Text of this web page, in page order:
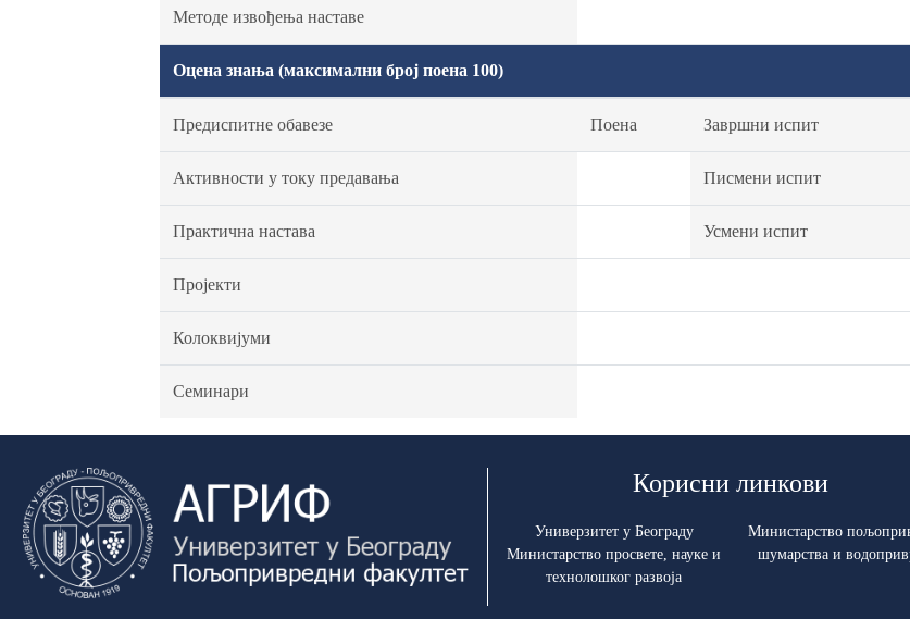
Методе извођења наставе
Оцена знања (максимални број поена 100)
Предиспитне обавезе Поена Завршни испит
Активности у току предавања Писмени испит
Практична настава Усмени испит
Пројекти
Колоквијуми
Семинари
Корисни линкови
Универзитет у Београду
Министарство просвете, науке и
технолошког развоја
Министарство
шумарства и